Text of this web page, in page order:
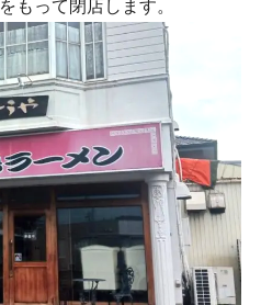
をもって閉店します。